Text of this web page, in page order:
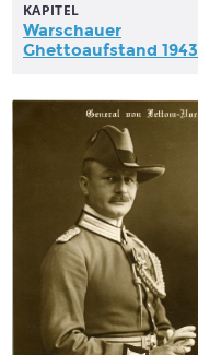
KAPITEL
Warschauer
Ghettoaufstand 1943